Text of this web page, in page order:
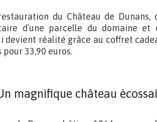
du Château de Dunans,
d’une parcelle du domaine
devient réalité grâce au coffret
33,90 euros.
magnifique château